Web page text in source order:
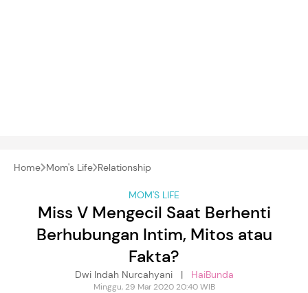
Home Mom's Life Relationship
MOM'S LIFE
Miss V Mengecil Saat Berhenti
Berhubungan Intim, Mitos atau
Fakta?
Dwi Indah Nurcahyani | HaiBunda
Minggu, 29 Mar 2020 20:40 WIB